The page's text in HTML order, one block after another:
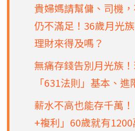
貴婦媽請幫傭、司機
仍不滿足！36歲月光
理財來得及嗎？
無痛存錢告別月光族
「631法則」基本、進
薪水不高也能存千萬
+複利」60歲就有